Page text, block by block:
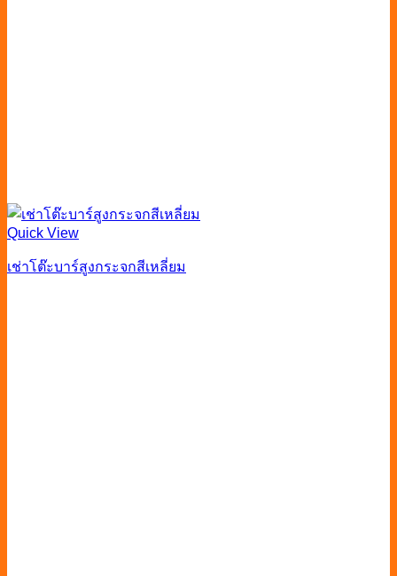
Quick View
เช่าโต๊ะบาร์สูงกระจกสีเหลี่ยม